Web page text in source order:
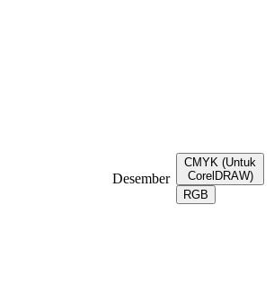
Desember
CMYK (Untuk
CorelDRAW)
RGB